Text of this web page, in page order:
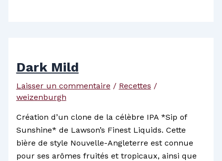
Dark Mild
Laisser un commentaire / Recettes /
weizenburgh
Création d’un clone de la célèbre IPA *Sip of
Sunshine* de Lawson’s Finest Liquids. Cette
bière de style Nouvelle-Angleterre est connue
pour ses arômes fruités et tropicaux, ainsi que